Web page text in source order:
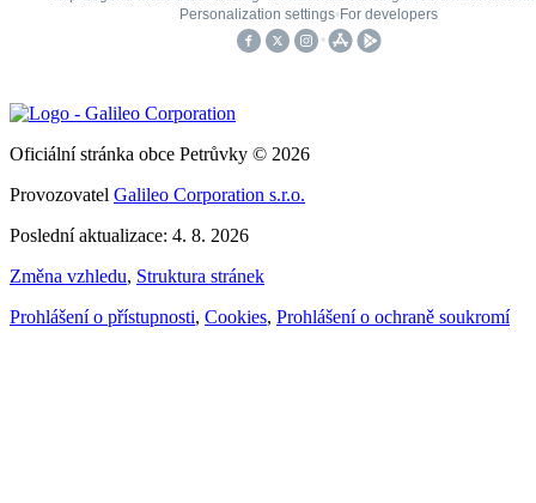
Oficiální stránka obce Petrůvky © 2026
Provozovatel Galileo Corporation s.r.o.
Poslední aktualizace: 4. 8. 2026
Změna vzhledu, Struktura stránek
Prohlášení o přístupnosti, Cookies, Prohlášení o ochraně soukromí